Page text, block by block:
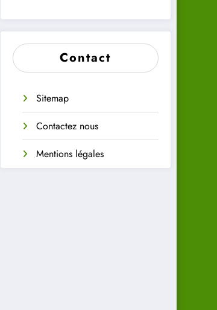
Contact
Sitemap
Contactez nous
Mentions légales